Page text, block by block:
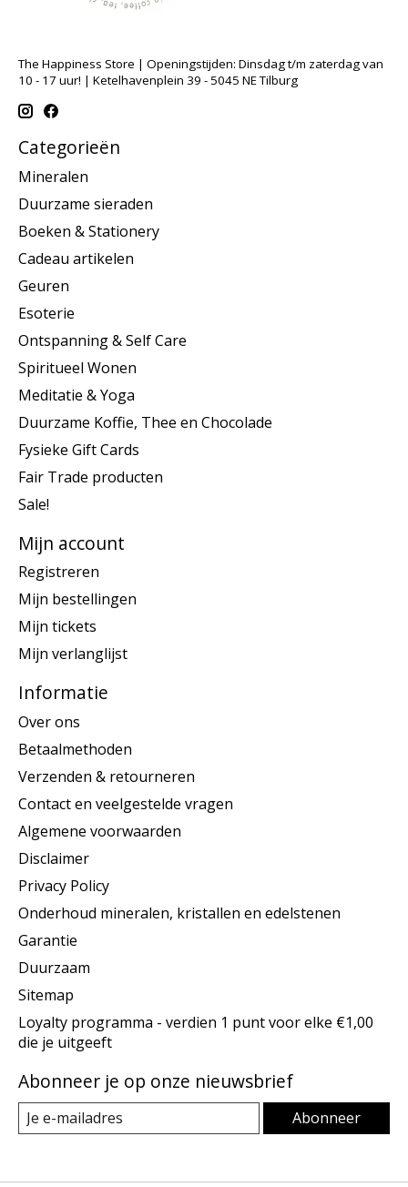
The Happiness Store | Openingstijden: Dinsdag t/m zaterdag van
10 - 17 uur! | Ketelhavenplein 39 - 5045 NE Tilburg
Categorieën
Mineralen
Duurzame sieraden
Boeken & Stationery
Cadeau artikelen
Geuren
Esoterie
Ontspanning & Self Care
Spiritueel Wonen
Meditatie & Yoga
Duurzame Koffie, Thee en Chocolade
Fysieke Gift Cards
Fair Trade producten
Sale!
Mijn account
Registreren
Mijn bestellingen
Mijn tickets
Mijn verlanglijst
Informatie
Over ons
Betaalmethoden
Verzenden & retourneren
Contact en veelgestelde vragen
Algemene voorwaarden
Disclaimer
Privacy Policy
Onderhoud mineralen, kristallen en edelstenen
Garantie
Duurzaam
Sitemap
Loyalty programma - verdien 1 punt voor elke €1,00
die je uitgeeft
Abonneer je op onze nieuwsbrief
Abonneer